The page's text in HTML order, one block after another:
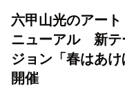
六甲山光のアー
ニューアル 新テ
ジョン「春はあ
開催